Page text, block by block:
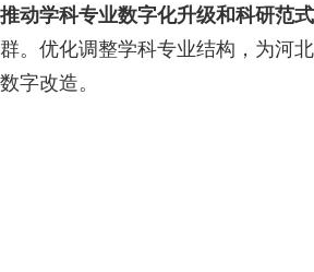
推动学科专业数字化升级和科研范
群。优化调整学科专业结构，为河
数字改造。